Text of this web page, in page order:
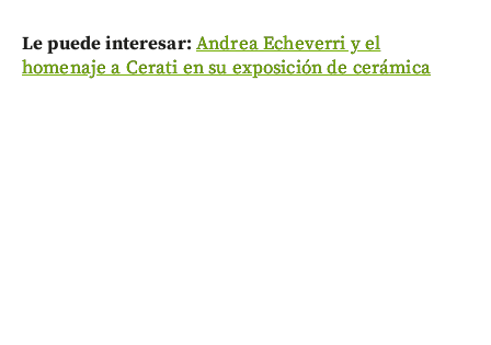
Le puede interesar: Andrea Echeverri y el
homenaje a Cerati en su exposición de cerámica